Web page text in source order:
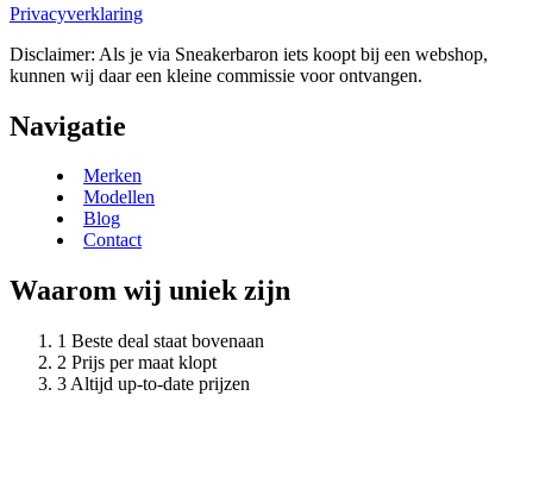
Privacyverklaring
Disclaimer: Als je via Sneakerbaron iets koopt bij een webshop,
kunnen wij daar een kleine commissie voor ontvangen.
Navigatie
Merken
Modellen
Blog
Contact
Waarom wij uniek zijn
Beste deal staat bovenaan
Prijs per maat klopt
Altijd up-to-date prijzen